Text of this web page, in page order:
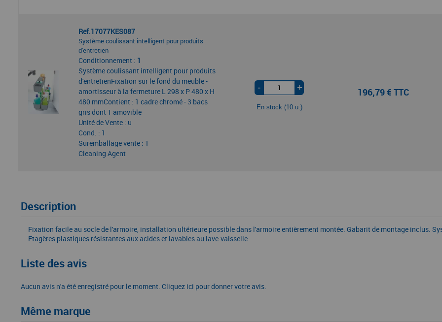
Ref.17077KES087
Système coulissant intelligent pour produits
d'entretien
Conditionnement : 1
Système coulissant intelligent pour produits
d'entretienFixation sur le fond du meuble -
amortisseur à la fermeture L 298 x P 480 x H
480 mmContient : 1 cadre chromé - 3 bacs
gris dont 1 amovible
Unité de Vente : u
Cond. : 1
Suremballage vente : 1
Cleaning Agent
- +
En stock (10 u.)
196,79 € TTC
Description
Fixation facile au socle de l'armoire, installation ultérieure possible dans l'armoire entièrement montée. Gabarit de montage inclus.
Etagères plastiques résistantes aux acides et lavables au lave-vaisselle.
Liste des avis
Aucun avis n'a été enregistré pour le moment. Cliquez ici pour donner votre avis.
Même marque